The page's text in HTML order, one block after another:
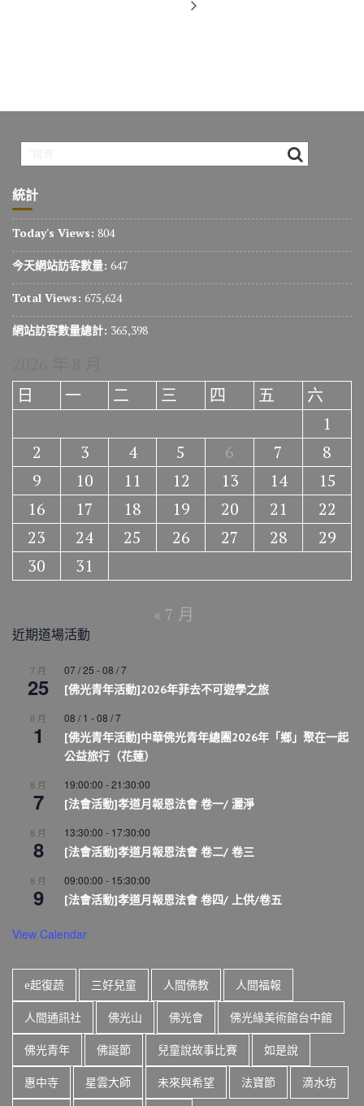
統計
Today's Views: 804
今天網站訪客數量: 647
Total Views: 675,624
網站訪客數量總計: 365,398
日
一 二 三 四 五
六
1
2
3 4 5 6 7
8
9
10 11 12 13 14
15
16
17 18 19 20 21
22
23
24 25 26 27 28
29
30
31
« 7 月
近期道場活動
7 月
25
07 / 25 -08 / 7
[佛光青年活動]2026年菲去不可遊學之旅
8 月
1
08 / 1 -08 / 7
[佛光青年活動]中華佛光青年總團2026年「鄉」聚在一起
公益旅行（花蓮）
8 月
7
19:00:00 -21:30:00
[法會活動]孝道月報恩法會 卷一/ 灑淨
8 月
8
13:30:00 - 17:30:00
[法會活動]孝道月報恩法會 卷二/ 卷三
8 月
9
09:00:00 - 15:30:00
[法會活動]孝道月報恩法會 卷四/ 上供/卷五
View Calendar
e起復蔬 三好兒童 人間佛教 人間福報
人間通訊社 佛光山 佛光會 佛光緣美術館台中館
佛光青年 佛誕節 兒童說故事比賽 如是說
惠中寺 星雲大師 未來與希望 法寶節 滴水坊